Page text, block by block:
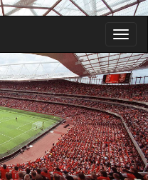
Slå
på/av